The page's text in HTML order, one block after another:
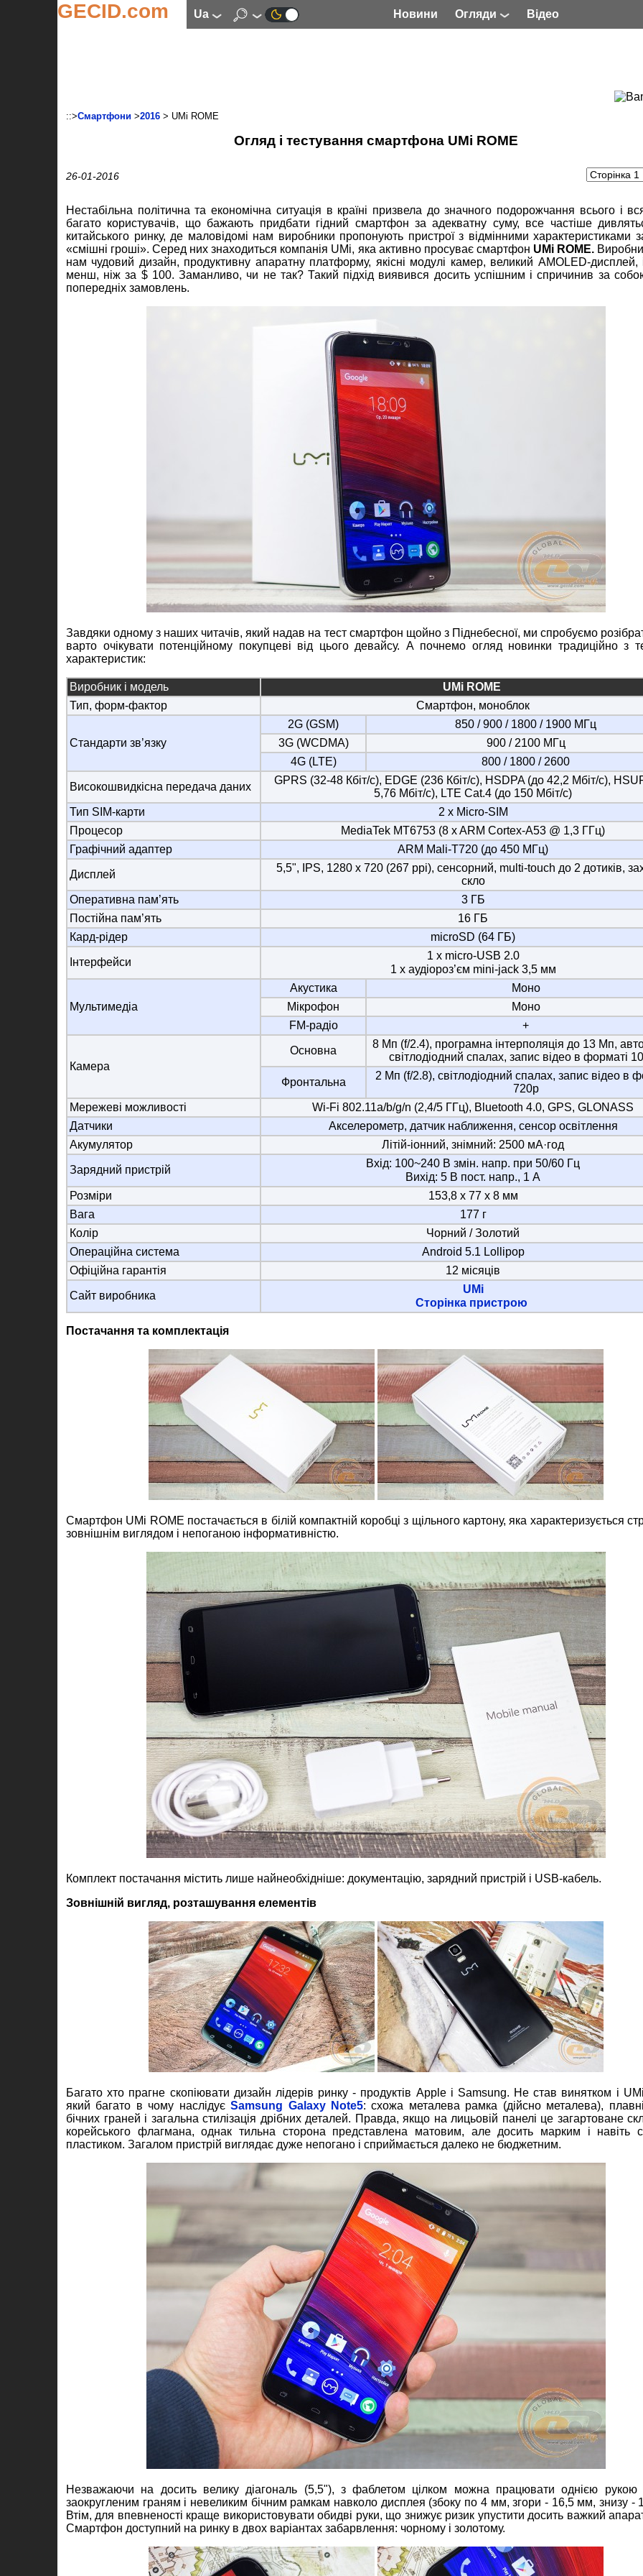
GECID.com ua Новини Огляди Відео
::>Смартфони >2016 > UMi ROME
Огляд і тестування смартфона UMi ROME
26-01-2016
Нестабільна політична та економічна ситуація в країні призвела до значного подорожчання всього і
багато користувачів, що бажають придбати гідний смартфон за адекватну суму, все частіше
китайського ринку, де маловідомі нам виробники пропонують пристрої з відмінними характеристиками
«смішні гроші». Серед них знаходиться компанія UMi, яка активно просуває смартфон UMi ROME.
нам чудовий дизайн, продуктивну апаратну платформу, якісні модулі камер, великий AMOLED-дисплей,
менш, ніж за $ 100. Заманливо, чи не так? Такий підхід виявився досить успішним і спричинив за
попередніх замовлень.
Завдяки одному з наших читачів, який надав на тест смартфон щойно з Піднебесної, ми спробуємо
варто очікувати потенційному покупцеві від цього девайсу. А почнемо огляд новинки традиційно з
характеристик:
Виробник і модель
UMi ROME
Тип, форм-фактор
Смартфон, моноблок
Стандарти зв’язку
2G (GSM)
850 / 900 / 1800 / 1900 МГц
3G (WCDMA)
900 / 2100 МГц
4G (LTE)
800 / 1800 / 2600
Високошвидкісна передача даних
GPRS (32-48 Кбіт/с), EDGE (236 Кбіт/с), HSDPA (до 42,2 Мбіт/с),
5,76 Мбіт/с), LTE Cat.4 (до 150 Мбіт/с)
Тип SIM-карти
2 x Micro-SIM
Процесор
MediaTek MT6753 (8 x ARM Cortex-A53 @ 1,3 ГГц)
Графічний адаптер
ARM Mali-T720 (до 450 МГц)
Дисплей
5,5", IPS, 1280 х 720 (267 ppi), сенсорний, multi-touch до 2 дотиків,
скло
Оперативна пам’ять
3 ГБ
Постійна пам’ять
16 ГБ
Кард-рідер
microSD (64 ГБ)
Інтерфейси
1 x micro-USB 2.0
1 x аудіороз’єм mini-jack 3,5 мм
Мультимедіа
Акустика
Моно
Мікрофон
Моно
FM-радіо
+
Камера
Основна
8 Мп (f/2.4), програмна інтерполяція до 13 Мп,
світлодіодний спалах, запис відео в форматі
Фронтальна
2 Мп (f/2.8), світлодіодний спалах, запис відео в
720p
Мережеві можливості
Wi-Fi 802.11a/b/g/n (2,4/5 ГГц), Bluetooth 4.0, GPS, GLONASS
Датчики
Акселерометр, датчик наближення, сенсор освітлення
Акумулятор
Літій-іонний, знімний: 2500 мА·год
Зарядний пристрій
Вхід: 100~240 В змін. напр. при 50/60 Гц
Вихід: 5 В пост. напр., 1 А
Розміри
153,8 x 77 x 8 мм
Вага
177 г
Колір
Чорний / Золотий
Операційна система
Android 5.1 Lollipop
Офіційна гарантія
12 місяців
Сайт виробника
UMi
Сторінка пристрою
Постачання та комплектація
Смартфон UMi ROME постачається в білій компактній коробці з щільного картону, яка характеризується
зовнішнім виглядом і непоганою інформативністю.
Комплект постачання містить лише найнеобхідніше: документацію, зарядний пристрій і USB-кабель.
Зовнішній вигляд, розташування елементів
Багато хто прагне скопіювати дизайн лідерів ринку - продуктів Apple і Samsung. Не став винятком і
який багато в чому наслідуєSamsung Galaxy Note5: схожа металева рамка (дійсно металева),
бічних граней і загальна стилізація дрібних деталей. Правда, якщо на лицьовій панелі це загартоване
корейського флагмана, однак тильна сторона представлена матовим, але досить марким і навіть
пластиком. Загалом пристрій виглядає дуже непогано і сприймається далеко не бюджетним.
Незважаючи на досить велику діагональ (5,5"), з фаблетом цілком можна працювати однією рукою
заокругленим граням і невеликим бічним рамкам навколо дисплея (збоку по 4 мм, згори - 16,5 мм, знизу -
Втім, для впевненості краще використовувати обидві руки, що знижує ризик упустити досить важкий
Смартфон доступний на ринку в двох варіантах забарвлення: чорному і золотому.